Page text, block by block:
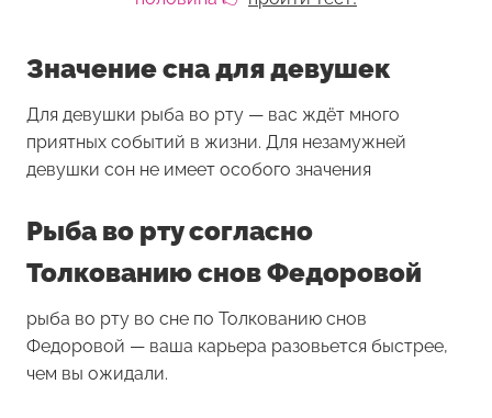
Значение сна для девушек
Для девушки рыба во рту — вас ждёт много
приятных событий в жизни. Для незамужней
девушки сон не имеет особого значения
Рыба во рту согласно
Толкованию снов Федоровой
рыба во рту во сне по Толкованию снов
Федоровой — ваша карьера разовьется быстрее,
чем вы ожидали.